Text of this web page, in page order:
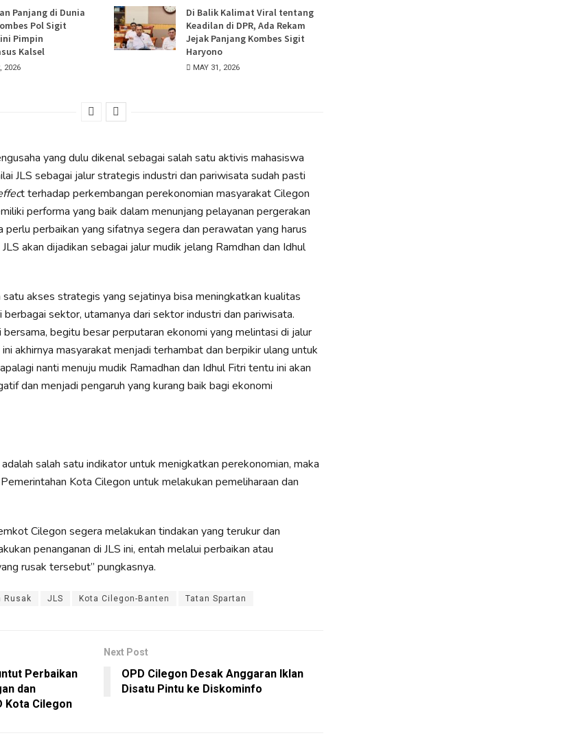
Panjang di Dunia
Pol Sigit
Pimpin
Kalsel
2026
Di Balik Kalimat Viral tentang
Keadilan di DPR, Ada Rekam
Jejak Panjang Kombes Sigit
Haryono
MAY 31, 2026
yang dulu dikenal sebagai salah satu aktivis mahasiswa
JLS sebagai jalur strategis industri dan pariwisata sudah pasti
t terhadap perkembangan perekonomian masyarakat Cilegon
performa yang baik dalam menunjang pelayanan pergerakan
perlu perbaikan yang sifatnya segera dan perawatan yang harus
akan dijadikan sebagai jalur mudik jelang Ramdhan dan Idhul
satu akses strategis yang sejatinya bisa meningkatkan kualitas
sektor, utamanya dari sektor industri dan pariwisata.
begitu besar perputaran ekonomi yang melintasi di jalur
akhirnya masyarakat menjadi terhambat dan berpikir ulang untuk
nanti menuju mudik Ramadhan dan Idhul Fitri tentu ini akan
dan menjadi pengaruh yang kurang baik bagi ekonomi
salah satu indikator untuk menigkatkan perekonomian, maka
Kota Cilegon untuk melakukan pemeliharaan dan
Cilegon segera melakukan tindakan yang terukur dan
penanganan di JLS ini, entah melalui perbaikan atau
rusak tersebut” pungkasnya.
Rusak JLS Kota Cilegon-Banten Tatan Spartan
Perbaikan
dan
Kota Cilegon
Next Post
OPD Cilegon Desak Anggaran Iklan
Disatu Pintu ke Diskominfo